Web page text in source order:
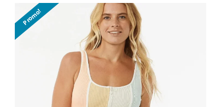
initial
189.95$.
actuel
est :
129.95$.
Promo!